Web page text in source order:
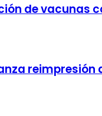
de vacunas
reimpresión